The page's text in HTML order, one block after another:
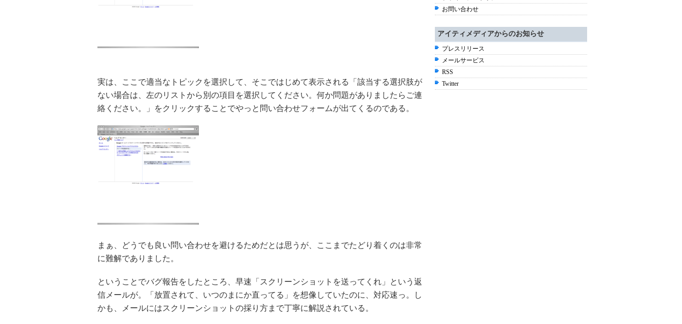
実は、ここで適当なトピックを選択して、そこではじめて表示される「該当する選択肢が
ない場合は、左のリストから別の項目を選択してください。何か問題がありましたらご連
絡ください。」をクリックすることでやっと問い合わせフォームが出てくるのである。
まぁ、どうでも良い問い合わせを避けるためだとは思うが、ここまでたどり着くのは非常
に難解でありました。
ということでバグ報告をしたところ、早速「スクリーンショットを送ってくれ」という返
信メールが。「放置されて、いつのまにか直ってる」を想像していたのに、対応速っ。し
かも、メールにはスクリーンショットの採り方まで丁寧に解説されている。
お問い合わせ
アイティメディアからのお知らせ
プレスリリース
メールサービス
RSS
Twitter